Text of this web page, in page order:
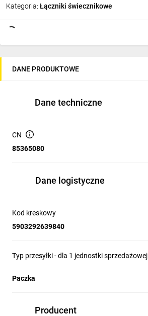
Kategoria: Łączniki świecznikowe
DANE PRODUKTOWE
Dane techniczne
CN
85365080
Dane logistyczne
Kod kreskowy
5903292639840
Typ przesyłki - dla 1 jednostki sprzedażowej
Paczka
Producent